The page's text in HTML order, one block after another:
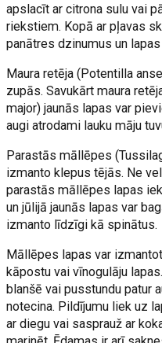
apslacīt ar citrona sulu vai
riekstiem. Kopā ar pļavas
panātres dzinumus un
Maura retēja (Potentilla
zupās. Savukārt maura
major) jaunās lapas var
augi atrodami lauku māju
Parastās māllēpes
izmanto klepus tējās. Ne
parastās māllēpes lapas
un jūlijā jaunās lapas var
izmanto līdzīgi kā spinātus.
Māllēpes lapas var
kāpostu vai vīnogulāju
blanšē vai pusstundu patur
notecina. Pildījumu liek uz
ar diegu vai sasprauž ar